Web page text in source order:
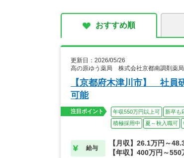
おすすめ順
更新日：2026/05/26
高の原ゆう薬局 株式会社京都南調剤薬局
【京都府木津川市】 社員
可能
注目ポイント 年収550万円以上可 新卒も
積極採用中
夏～秋入職可
給与
【月収】26.1万円～
【年収】400万円～